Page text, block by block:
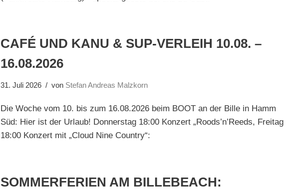
CAFÉ UND KANU & SUP-VERLEIH 10.08. –
16.08.2026
31. Juli 2026 von Stefan Andreas Malzkorn
Die Woche vom 10. bis zum 16.08.2026 beim BOOT an der Bille in Hamm
Süd: Hier ist der Urlaub! Donnerstag 18:00 Konzert „Roods’n’Reeds, Freitag
18:00 Konzert mit „Cloud Nine Country“:
SOMMERFERIEN AM BILLEBEACH: